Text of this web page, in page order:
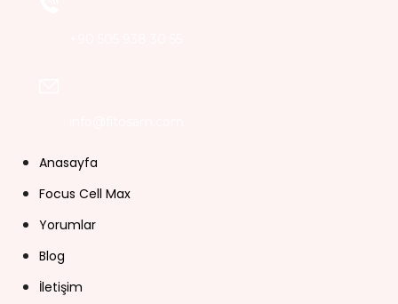
Anasayfa
Focus Cell Max
Yorumlar
Blog
İletişim